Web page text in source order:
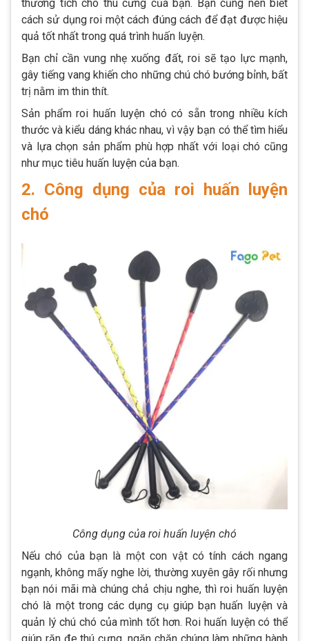
thương tích cho thú cưng của bạn. Bạn cũng nên biết
cách sử dụng roi một cách đúng cách để đạt được hiệu
quả tốt nhất trong quá trình huấn luyện.
Bạn chỉ cần vung nhẹ xuống đất, roi sẽ tạo lực mạnh,
gây tiếng vang khiến cho những chú chó bướng bỉnh, bất
trị nằm im thin thít.
Sản phẩm roi huấn luyện chó có sẵn trong nhiều kích
thước và kiểu dáng khác nhau, vì vậy bạn có thể tìm hiểu
và lựa chọn sản phẩm phù hợp nhất với loại chó cũng
như mục tiêu huấn luyện của bạn.
2. Công dụng của roi huấn luyện
chó
Công dụng của roi huấn luyện chó
Nếu chó của bạn là một con vật có tính cách ngang
ngạnh, không mấy nghe lời, thường xuyên gây rối nhưng
bạn nói mãi mà chúng chả chịu nghe, thì roi huấn luyện
chó là một trong các dụng cụ giúp bạn huấn luyện và
quản lý chú chó của mình tốt hơn. Roi huấn luyện có thể